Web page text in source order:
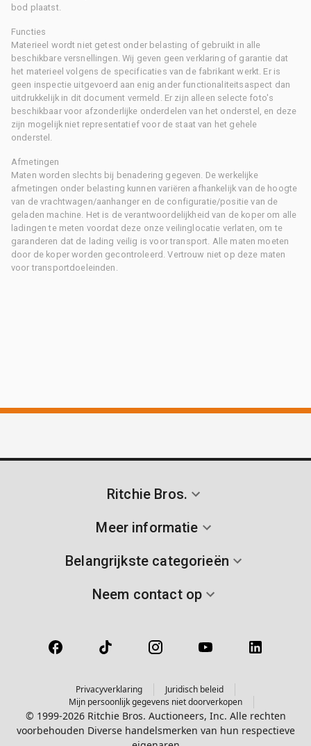
bod plaatst.
Functies
Materieel wordt niet getest onder belasting of gebruikt in alle
beschikbare versnellingen. Wij geven geen verklaring of garantie dat
het materieel volgens de specificaties van de fabrikant werkt. Er is
geen inspectie uitgevoerd aan enig ander functionaliteitsaspect dan
uitdrukkelijk in dit document vermeld. Er zijn alleen selecte foto's
beschikbaar voor afzonderlijke onderdelen van het onderstel, en deze
zijn mogelijk niet representatief voor de staat van het gehele
onderstel.
Afmetingen
Maten worden slechts bij benadering gegeven. De werkelijke
afmetingen onder belasting kunnen variëren afhankelijk van de hoogte
van de vrachtwagen/aanhanger en de configuratie/positie van de
geladen machine. Het is de verantwoordelijkheid van de koper om alle
ladingen te meten voordat deze onze veilinglocatie verlaten, om te
garanderen dat de lading veilig is voor transport. Alle maten moeten
door de koper worden gecontroleerd. Vertrouw niet op deze maten
voor transportdoeleinden.
Ritchie Bros.
Meer informatie
Belangrijkste categorieën
Neem contact op
Privacyverklaring
Juridisch beleid
Mijn persoonlijk gegevens niet doorverkopen
© 1999-2026 Ritchie Bros. Auctioneers, Inc. Alle rechten
voorbehouden Diverse handelsmerken van hun respectieve